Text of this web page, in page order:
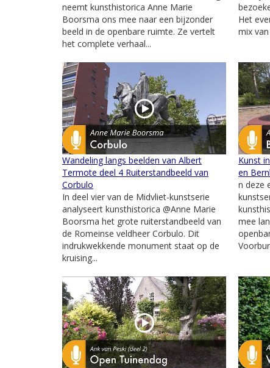
neemt kunsthistorica Anne Marie
Boorsma ons mee naar een bijzonder
beeld in de openbare ruimte. Ze vertelt
het complete verhaal...
Het
mix
Wandeling langs beelden van Albert
Termote deel 4 Ruiterstandbeeld van
Corbulo
In deel vier van de Midvliet-kunstserie
analyseert kunsthistorica @Anne Marie
Boorsma het grote ruiterstandbeeld van
de Romeinse veldheer Corbulo. Dit
indrukwekkende monument staat op de
kruising...
Kunst
en
n deze
mee